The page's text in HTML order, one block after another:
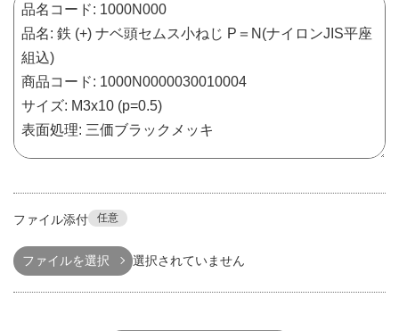
ファイル添付 任意
ファイルを選択 選択されていません